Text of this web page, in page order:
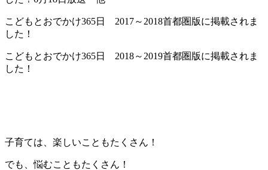
こどもとおでかけ365日 2017～2018首都圏版に掲載されま
した！
こどもとおでかけ365日 2018～2019首都圏版に掲載されま
した！
子育ては、楽しいこともたくさん！
でも、悩むこともたくさん！